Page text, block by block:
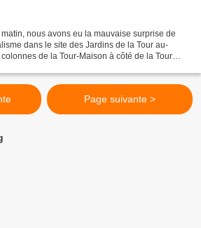
nous avons eu la mauvaise surprise de
dans le site des Jardins de la Tour au-
de la Tour-Maison à côté de la Tour
Page suivante >